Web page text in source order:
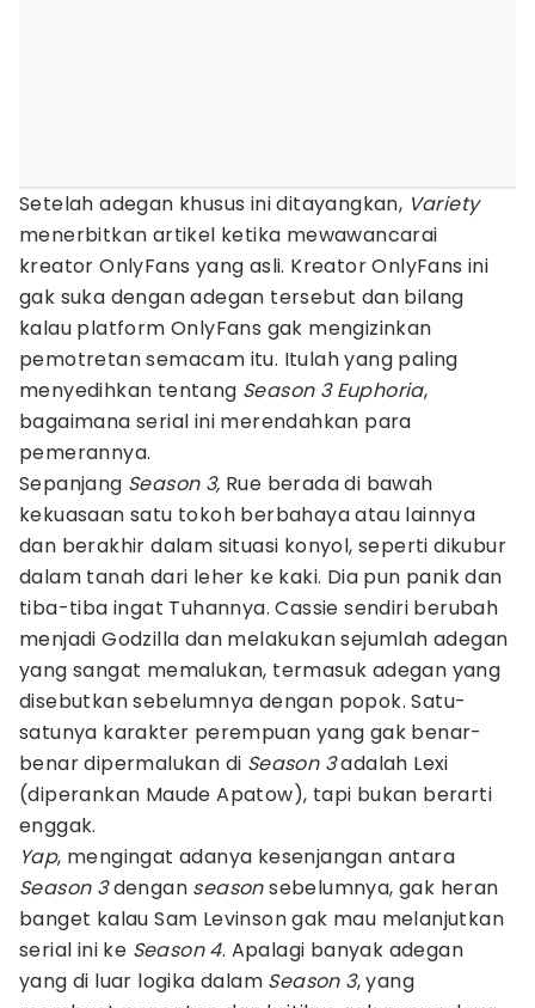
Setelah adegan khusus ini ditayangkan, Variety
menerbitkan artikel ketika mewawancarai
kreator OnlyFans yang asli. Kreator OnlyFans ini
gak suka dengan adegan tersebut dan bilang
kalau platform OnlyFans gak mengizinkan
pemotretan semacam itu. Itulah yang paling
menyedihkan tentang Season 3 Euphoria,
bagaimana serial ini merendahkan para
pemerannya.
Sepanjang Season 3, Rue berada di bawah
kekuasaan satu tokoh berbahaya atau lainnya
dan berakhir dalam situasi konyol, seperti dikubur
dalam tanah dari leher ke kaki. Dia pun panik dan
tiba-tiba ingat Tuhannya. Cassie sendiri berubah
menjadi Godzilla dan melakukan sejumlah adegan
yang sangat memalukan, termasuk adegan yang
disebutkan sebelumnya dengan popok. Satu-
satunya karakter perempuan yang gak benar-
benar dipermalukan di Season 3adalah Lexi
(diperankan Maude Apatow), tapi bukan berarti
enggak.
Yap, mengingat adanya kesenjangan antara
Season 3dengan seasonsebelumnya, gak heran
banget kalau Sam Levinson gak mau melanjutkan
serial ini ke Season 4. Apalagi banyak adegan
yang di luar logika dalam Season 3, yang